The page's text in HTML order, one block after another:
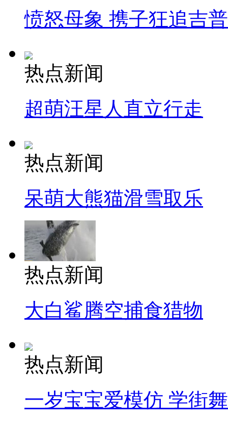
愤怒母象 携子狂追吉
热点新闻
超萌汪星人直立行走
热点新闻
呆萌大熊猫滑雪取乐
热点新闻
大白鲨腾空捕食猎物
热点新闻
一岁宝宝爱模仿 学街